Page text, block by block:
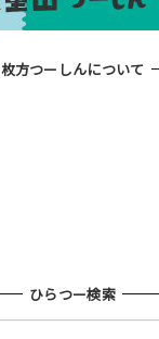
枚方つーしんについて
ひらつー検索